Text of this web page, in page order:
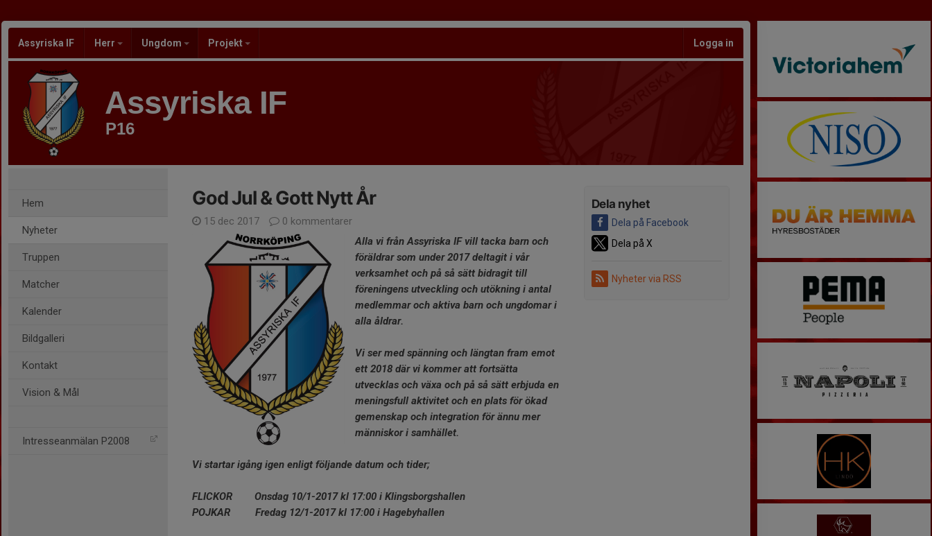
Assyriska IF Herr Ungdom Projekt Logga in
Assyriska IF
P16
Hem
Nyheter
Truppen
Matcher
Kalender
Bildgalleri
Kontakt
Vision & Mål
Intresseanmälan P2008
Dela nyhet
Dela på Facebook
Dela på X
Nyheter via RSS
God Jul & Gott Nytt År
15 dec 2017
0 kommentarer
Alla vi från Assyriska IF vill tacka barn och
föräldrar som under 2017 deltagit i vår
verksamhet och på så sätt bidragit till
föreningens utveckling och utökning i antal
medlemmar och aktiva barn och ungdomar i
alla åldrar.
Vi ser med spänning och längtan fram emot
ett 2018 där vi kommer att fortsätta
utvecklas och växa och på så sätt erbjuda en
meningsfull aktivitet och en plats för ökad
gemenskap och integration för ännu mer
människor i samhället.
Vi startar igång igen enligt följande datum och tider;
FLICKOR Onsdag 10/1-2017 kl 17:00 i Klingsborgshallen
POJKAR Fredag 12/1-2017 kl 17:00 i Hagebyhallen